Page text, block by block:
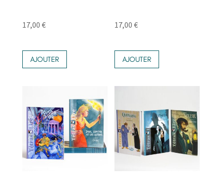
17,00 €
AJOUTER
17,00€
AJOUTER